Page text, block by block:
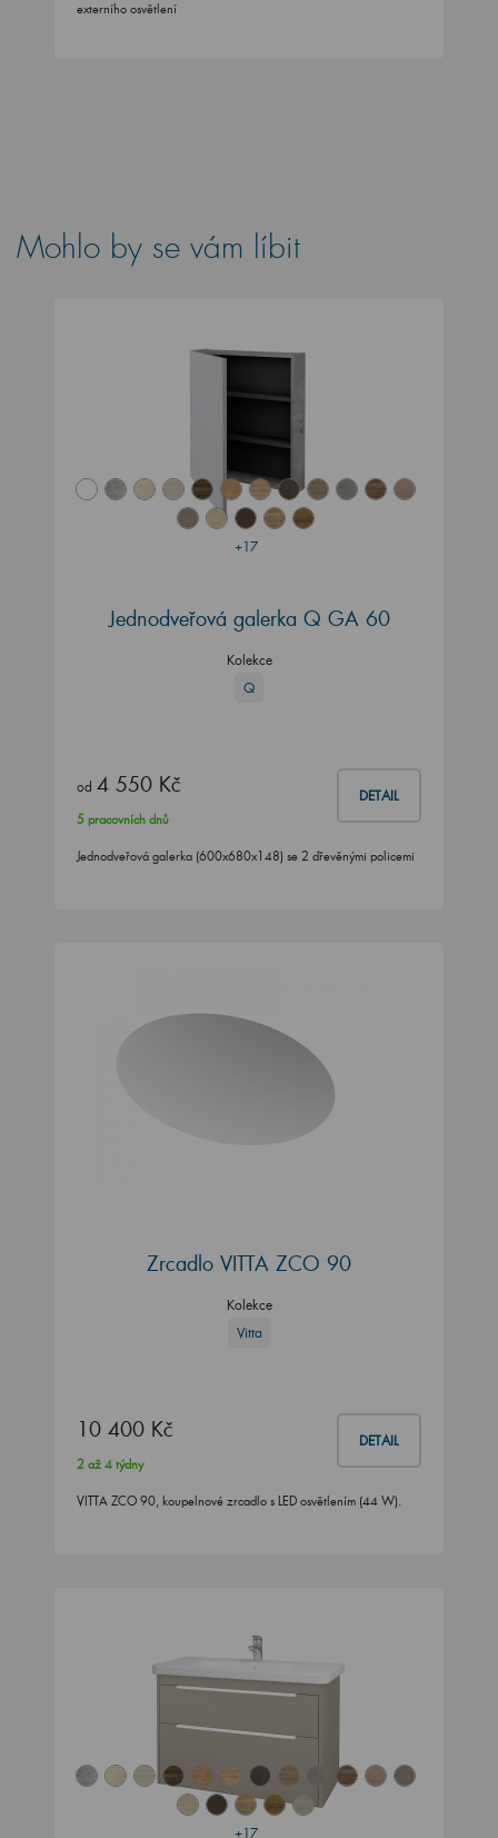
externího osvětlení
Mohlo by se vám líbit
+17
Jednodveřová galerka Q GA 60
Kolekce
Q
od 4 550 Kč DETAIL
5 pracovních dnů
Jednodveřová galerka (600x680x148) se 2 dřevěnými policemi
Zrcadlo VITTA ZCO 90
Kolekce
Vitta
10 400 Kč DETAIL
2 až 4 týdny
VITTA ZCO 90, koupelnové zrcadlo s LED osvětlením (44 W).
+17